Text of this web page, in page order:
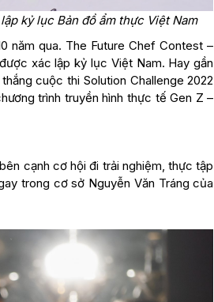
kỷ lục Bản đồ ẩm thực Việt Nam
năm qua. The Future Chef Contest –
xác lập kỷ lục Việt Nam. Hay gần
cuộc thi Solution Challenge 2022
trình truyền hình thực tế Gen Z –
cạnh cơ hội đi trải nghiệm, thực tập
trong cơ sở Nguyễn Văn Tráng của